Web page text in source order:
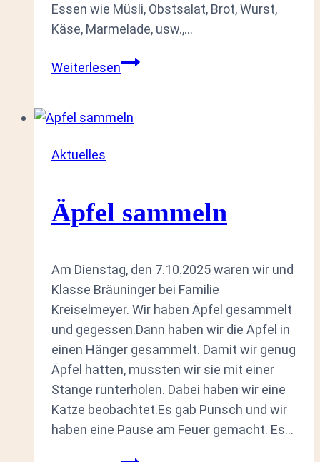
Essen wie Müsli, Obstsalat, Brot, Wurst,
Käse, Marmelade, usw.,…
WeiterlesenErntedankfrühstück
Aktuelles
Äpfel sammeln
Am Dienstag, den 7.10.2025 waren wir und
Klasse Bräuninger bei Familie
Kreiselmeyer. Wir haben Äpfel gesammelt
und gegessen.Dann haben wir die Äpfel in
einen Hänger gesammelt. Damit wir genug
Äpfel hatten, mussten wir sie mit einer
Stange runterholen. Dabei haben wir eine
Katze beobachtet.Es gab Punsch und wir
haben eine Pause am Feuer gemacht. Es…